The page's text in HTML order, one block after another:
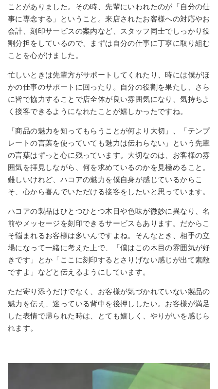
ことがありました。その時、先輩にいわれたのが「自分の仕
事に専念する」ということ。来店されたお客様への対応やお
会計、刻印サービスの案内など、スタッフ同士でしっかり役
割分担をしているので、まずは自分の仕事に丁寧に取り組む
ことを心がけました。
忙しいときは先輩方がサポートしてくれたり、時には僕がほ
かの仕事のサポートに回ったり。自分の役割を果たし、さら
に皆で協力することで店全体が良い雰囲気になり、気持ちよ
く接客できるようになれたことが嬉しかったですね。
「商品の魅力を知ってもらうことが何より大切」、「テンプ
レートの言葉を使っていても魅力は伝わらない」という先輩
の言葉はずっと心に残っています。大切なのは、お客様の雰
囲気を拝見しながら、何を求めているのかを見極めること。
難しいけれど、ハコアの魅力を僕自身が感じているからこ
そ、心から喜んでいただける接客をしたいと思っています。
ハコアの製品はひとつひとつ木目や色味が微妙に異なり、名
前やメッセージを刻印できるサービスもあります。だからこ
そ悩まれるお客様は多いんですよね。そんなとき、相手の立
場になって一緒に考えた上で、「僕はこの木目の雰囲気が好
きです」とか「ここに刻印するとさりげない感じが出て素敵
ですよ」などと伝えるようにしています。
ただ寄り添うだけでなく、お客様が気づかれていない製品の
魅力を伝え、迷っている背中を後押ししたい。お客様が満足
した表情で帰られた時は、とても嬉しく、やりがいを感じら
れます。